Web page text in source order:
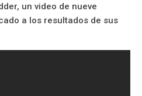
un video de nueve
a los resultados de sus